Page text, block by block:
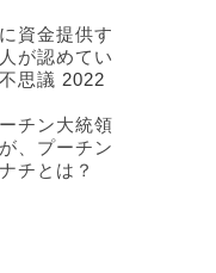
資金提供す
が認めてい
思議 2022
チン大統領
、プーチン
チとは？